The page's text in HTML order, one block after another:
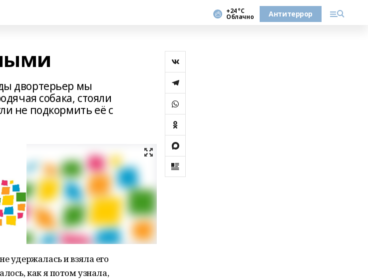
+24 °С
Облачно Антитеррор
двортерьер мы
собака, стояли
не подкормить её с
удержалась и взяла его
как я потом узнала,